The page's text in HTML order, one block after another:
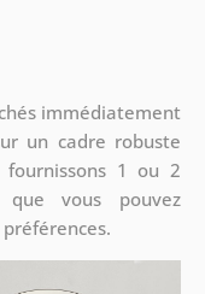
immédiatement
un cadre robuste
fournissons 1 ou 2
que vous pouvez